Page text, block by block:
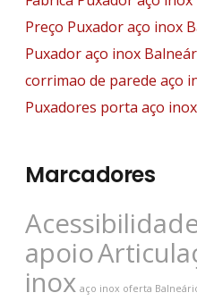
Preço Puxador aço inox
Puxador aço inox
corrimao de parede aço
Puxadores porta aço
Marcadores
apoio
inox aço inox oferta